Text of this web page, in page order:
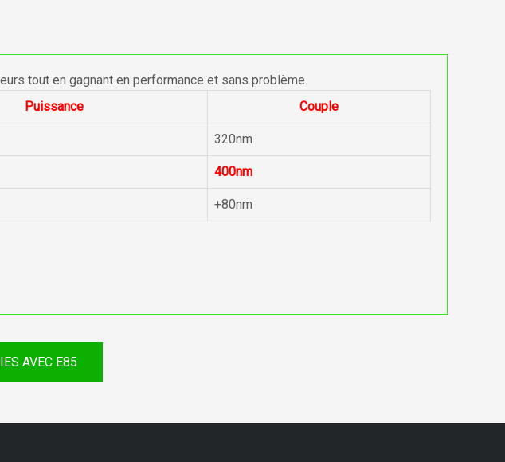
tout en gagnant en performance et sans problème.
Puissance Couple
320nm
400nm
+80nm
AVEC E85